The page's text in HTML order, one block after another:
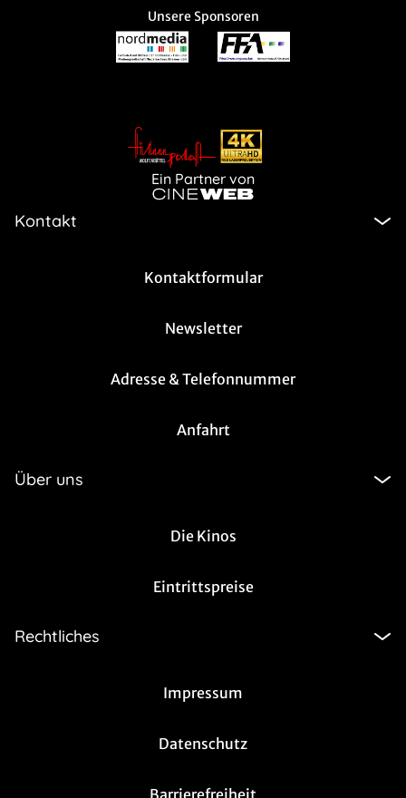
Unsere Sponsoren
Ein Partner von
Kontakt
Kontaktformular
Newsletter
Adresse & Telefonnummer
Anfahrt
Über uns
Die Kinos
Eintrittspreise
Rechtliches
Impressum
Datenschutz